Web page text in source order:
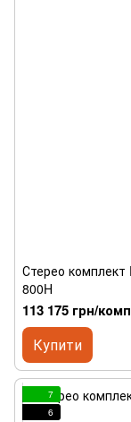
Стерео комплект
800H
113 175 грн/
Купити
7
6